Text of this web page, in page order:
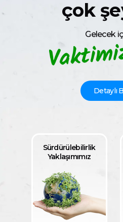
çok
Gelecek
Detaylı
Sürdürülebilirlik
Yaklaşımımız